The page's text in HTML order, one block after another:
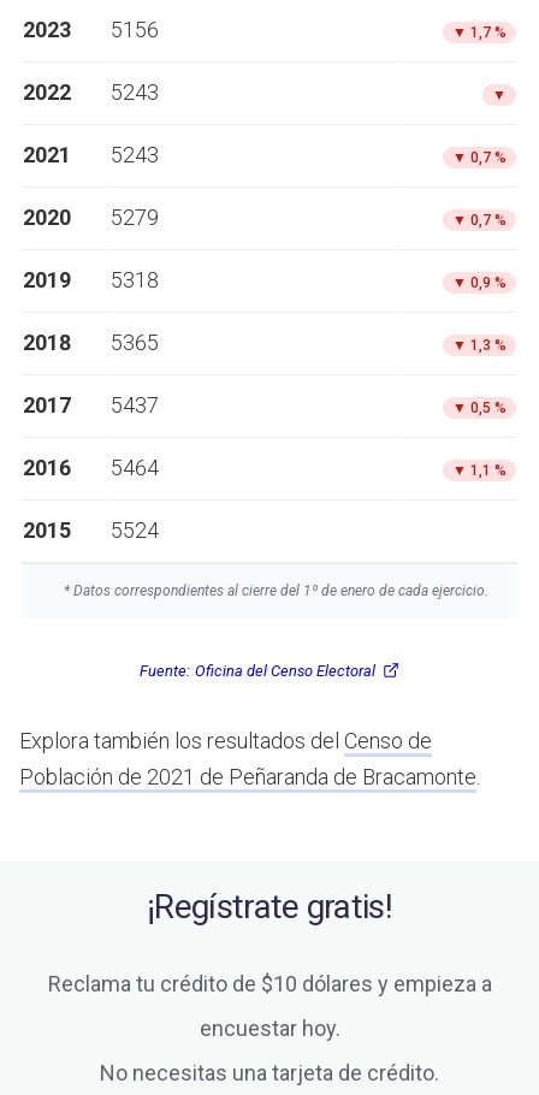
2023 5156 ▼ 1,7 %
2022 5243 ▼
2021 5243 ▼ 0,7 %
2020 5279 ▼ 0,7 %
2019 5318 ▼ 0,9 %
2018 5365 ▼ 1,3 %
2017 5437 ▼ 0,5 %
2016 5464 ▼ 1,1 %
2015 5524
* Datos correspondientes al cierre del 1º de enero de cada ejercicio.
Fuente: Oficina del Censo Electoral
Explora también los resultados del Censo de
Población de 2021 de Peñaranda de Bracamonte
¡Regístrate gratis!
Reclama tu crédito de $10 dólares y empieza a
encuestar hoy.
No necesitas una tarjeta de crédito.